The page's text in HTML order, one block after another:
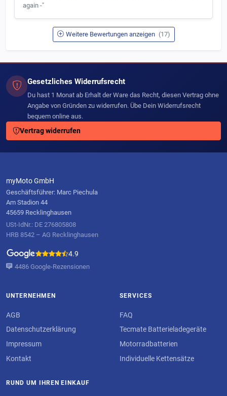
können sie nicht verkehrt bestellen und brauchen nicht umständlich
nach dem Bauteil suchen.
again -"
Weitere Bewertungen anzeigen (17)
Gesetzliches Widerrufsrecht
Du hast 1 Monat ab Erhalt der Ware das Recht, diesen Vertrag ohne
Angabe von Gründen zu widerrufen. Übe Dein Widerrufsrecht
bequem online aus.
Vertrag widerrufen
myMoto GmbH
Geschäftsführer: Marc Piechula
Am Stadion 44
45659 Recklinghausen
USt-IdNr.: DE 276805808
HRB 8542 – AG Recklinghausen
4.9
4486 Google-Rezensionen
UNTERNEHMEN
AGB
Datenschutzerklärung
Impressum
Kontakt
SERVICES
FAQ
Tecmate Batterieladegeräte
Motorradbatterien
Individuelle Kettensätze
RUND UM IHREN EINKAUF